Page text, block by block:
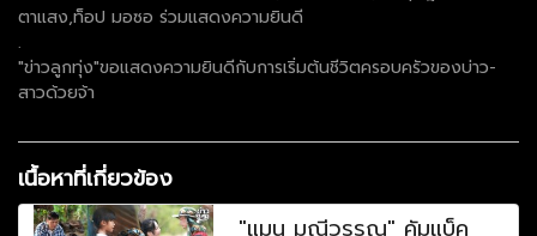
ตาแสง,ท็อป มอซอ ร่วมแสดงความยินดี
.
"ข่าวลูกทุ่ง"ขอแสดงความยินดีกับการเริ่มต้นชีวิตครอบครัวของบ่าว-
สาวด้วยจ้า
เนื้อหาที่เกี่ยวข้อง
"แมน มณีวรรณ" คัมแบ็ค